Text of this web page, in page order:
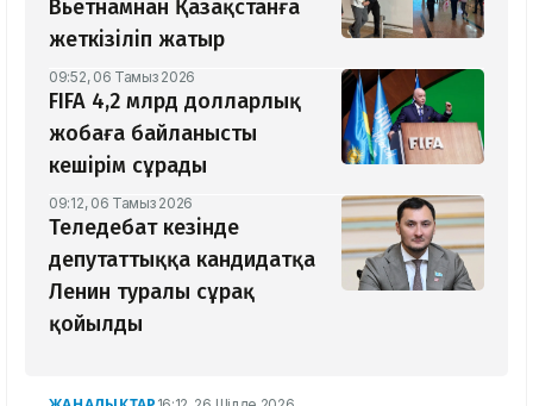
Вьетнамнан Қазақстанға
жеткізіліп жатыр
09:52, 06 Тамыз 2026
FIFA 4,2 млрд долларлық
жобаға байланысты
кешірім сұрады
09:12, 06 Тамыз 2026
Теледебат кезінде
депутаттыққа кандидатқа
Ленин туралы сұрақ
қойылды